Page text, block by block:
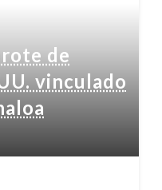
de
vinculado